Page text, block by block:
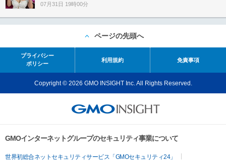
07月31日 19時00分
ページの先頭へ
プライバシー
ポリシー
利用規約 免責事項
Copyright © 2026 GMO INSIGHT Inc. All Rights Reserved.
GMOインターネットグループのセキュリティ事業について
世界初総合ネットセキュリティサービス「GMOセキュリティ24」